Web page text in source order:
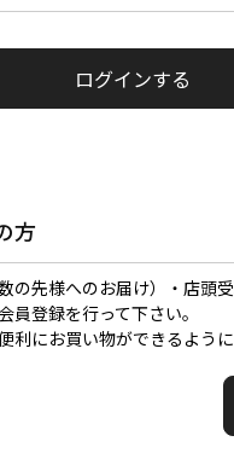
方
先様へのお届け）・店頭
登録を行って下さい。
にお買い物ができるように